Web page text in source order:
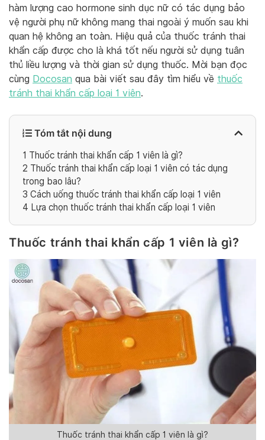
hàm lượng cao hormone sinh dục nữ có tác dụng bảo
vệ người phụ nữ không mang thai ngoài ý muốn sau khi
quan hệ không an toàn. Hiệu quả của thuốc tránh thai
khẩn cấp được cho là khá tốt nếu người sử dụng tuân
thủ liều lượng và thời gian sử dụng thuốc. Mời bạn đọc
cùng Docosan qua bài viết sau đây tìm hiểu về thuốc
tránh thai khẩn cấp loại 1 viên.
Tóm tắt nội dung
1 Thuốc tránh thai khẩn cấp 1 viên là gì?
2 Thuốc tránh thai khẩn cấp loại 1 viên có tác dụng
trong bao lâu?
3 Cách uống thuốc tránh thai khẩn cấp loại 1 viên
4 Lựa chọn thuốc tránh thai khẩn cấp loại 1 viên
Thuốc tránh thai khẩn cấp 1 viên là gì?
Thuốc tránh thai khẩn cấp 1 viên là gì?